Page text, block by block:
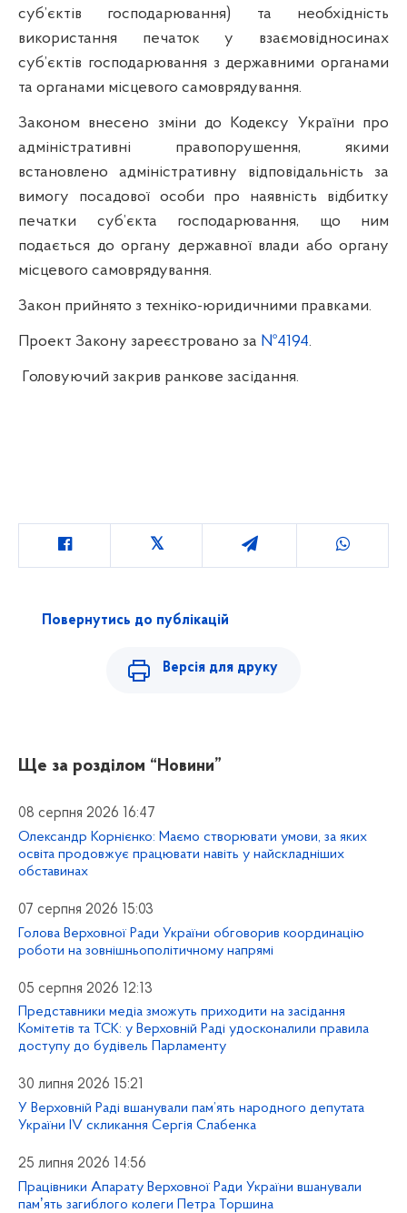
суб’єктів господарювання) та необхідність
використання печаток у взаємовідносинах
суб’єктів господарювання з державними органами
та органами місцевого самоврядування.
Законом внесено зміни до Кодексу України про
адміністративні правопорушення, якими
встановлено адміністративну відповідальність за
вимогу посадової особи про наявність відбитку
печатки суб’єкта господарювання, що ним
подається до органу державної влади або органу
місцевого самоврядування.
Закон прийнято з техніко-юридичними правками.
Проект Закону зареєстровано за №4194.
Головуючий закрив ранкове засідання.
Повернутись до публікацій
Версія для друку
Ще за розділом “Новини”
08 серпня 2026 16:47
Олександр Корнієнко: Маємо створювати умови, за яких
освіта продовжує працювати навіть у найскладніших
обставинах
07 серпня 2026 15:03
Голова Верховної Ради України обговорив координацію
роботи на зовнішньополітичному напрямі
05 серпня 2026 12:13
Представники медіа зможуть приходити на засідання
Комітетів та ТСК: у Верховній Раді удосконалили правила
доступу до будівель Парламенту
30 липня 2026 15:21
У Верховній Раді вшанували пам’ять народного депутата
України IV скликання Сергія Слабенка
25 липня 2026 14:56
Працівники Апарату Верховної Ради України вшанували
памʼять загиблого колеги Петра Торшина